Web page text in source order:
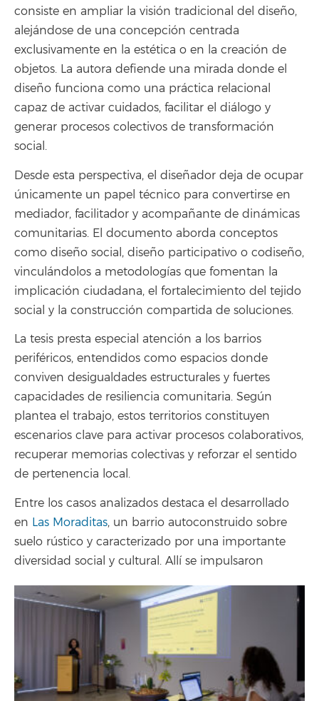
consiste en ampliar la visión tradicional del diseño,
alejándose de una concepción centrada
exclusivamente en la estética o en la creación de
objetos. La autora defiende una mirada donde el
diseño funciona como una práctica relacional
capaz de activar cuidados, facilitar el diálogo y
generar procesos colectivos de transformación
social.
Desde esta perspectiva, el diseñador deja de ocupar
únicamente un papel técnico para convertirse en
mediador, facilitador y acompañante de dinámicas
comunitarias. El documento aborda conceptos
como diseño social, diseño participativo o codiseño,
vinculándolos a metodologías que fomentan la
implicación ciudadana, el fortalecimiento del tejido
social y la construcción compartida de soluciones.
La tesis presta especial atención a los barrios
periféricos, entendidos como espacios donde
conviven desigualdades estructurales y fuertes
capacidades de resiliencia comunitaria. Según
plantea el trabajo, estos territorios constituyen
escenarios clave para activar procesos colaborativos,
recuperar memorias colectivas y reforzar el sentido
de pertenencia local.
Entre los casos analizados destaca el desarrollado
en Las Moraditas, un barrio autoconstruido sobre
suelo rústico y caracterizado por una importante
diversidad social y cultural. Allí se impulsaron